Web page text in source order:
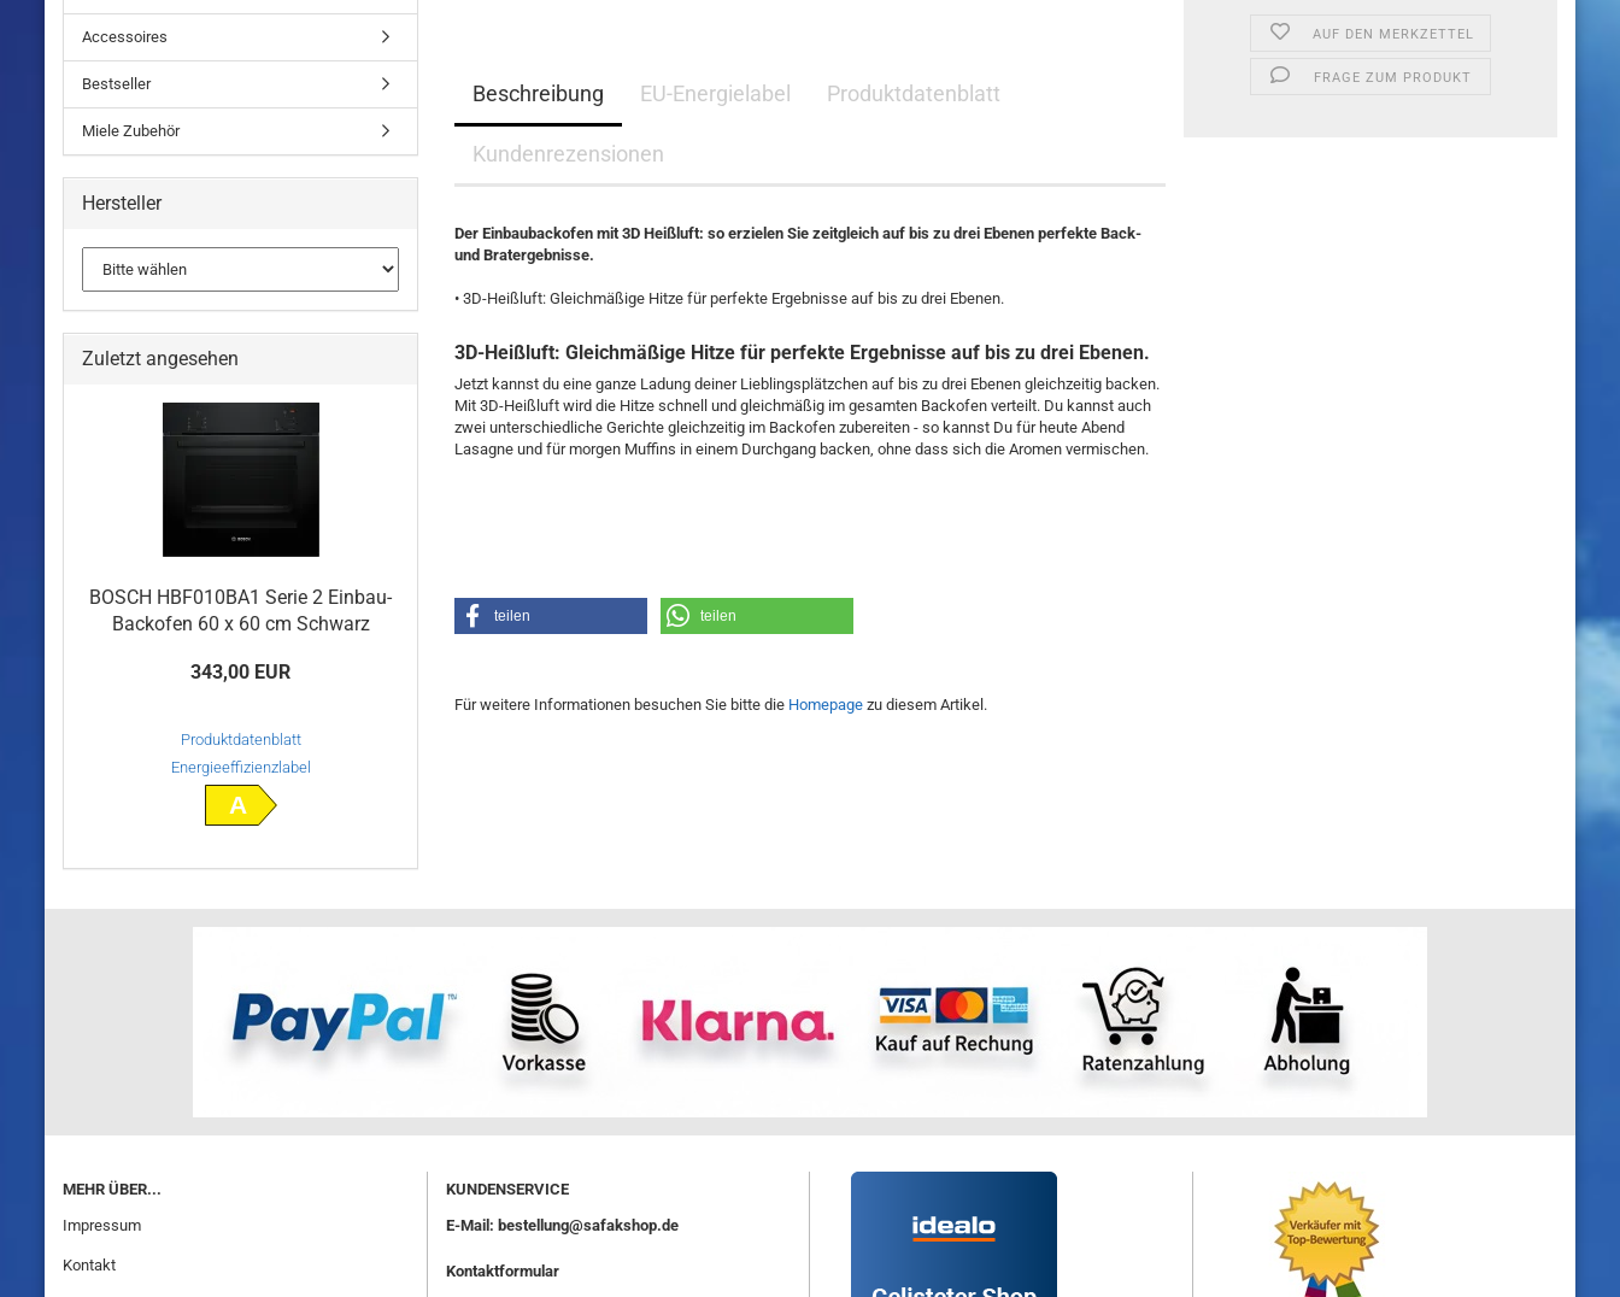
AUF DEN MERKZETTEL
FRAGE ZUM PRODUKT
Beschreibung EU-Energielabel Produktdatenblatt
Kundenrezensionen
Der Einbaubackofen mit 3D Heißluft: so erzielen Sie zeitgleich auf bis zu drei Ebenen perfekte Back-
und Bratergebnisse.
• 3D-Heißluft: Gleichmäßige Hitze für perfekte Ergebnisse auf bis zu drei Ebenen.
3D-Heißluft: Gleichmäßige Hitze für perfekte Ergebnisse auf bis zu drei Ebenen.
Jetzt kannst du eine ganze Ladung deiner Lieblingsplätzchen auf bis zu drei Ebenen gleichzeitig backen.
Mit 3D-Heißluft wird die Hitze schnell und gleichmäßig im gesamten Backofen verteilt. Du kannst auch
zwei unterschiedliche Gerichte gleichzeitig im Backofen zubereiten - so kannst Du für heute Abend
Lasagne und für morgen Muffins in einem Durchgang backen, ohne dass sich die Aromen vermischen.
teilen teilen
Für weitere Informationen besuchen Sie bitte die Homepage zu diesem Artikel.
Accessoires
Bestseller
Miele Zubehör
Hersteller
Zuletzt angesehen
BOSCH HBF010BA1 Serie 2 Einbau-
Backofen 60 x 60 cm Schwarz
343,00 EUR
Produktdatenblatt
Energieeffizienzlabel
A
MEHR ÜBER...
Impressum
Kontakt
KUNDENSERVICE
E-Mail: bestellung@safakshop.de
Kontaktformular